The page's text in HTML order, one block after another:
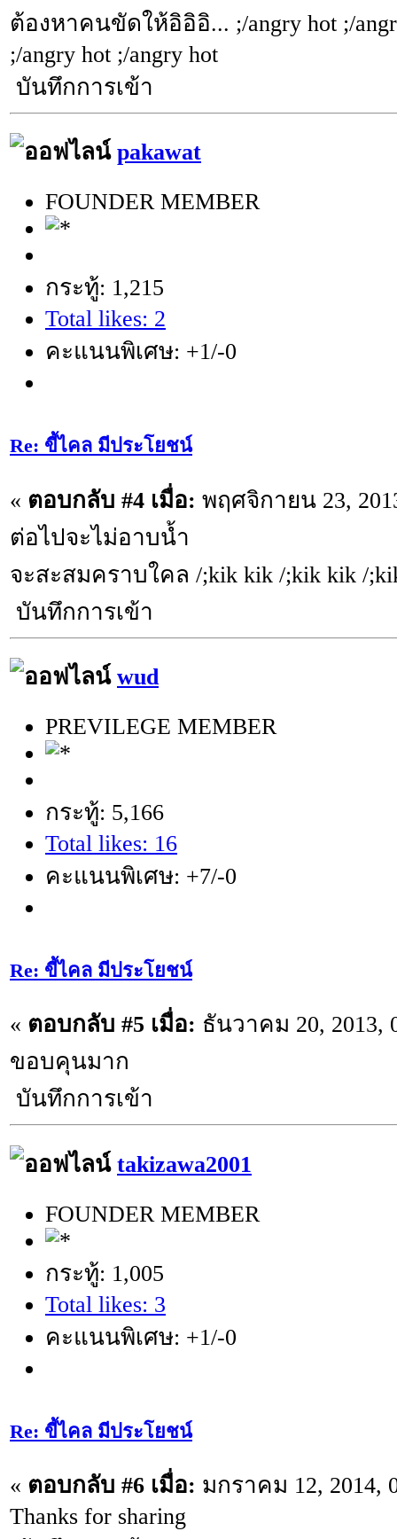
ต้องหาคนขัดให้อิอิอิ... ;/angry hot ;/
;/angry hot ;/angry hot
บันทึกการเข้า
pakawat
FOUNDER MEMBER
กระทู้: 1,215
Total likes: 2
คะแนนพิเศษ: +1/-0
Re: ขี้ไคล มีประโยชน์
« ตอบกลับ #4 เมื่อ: พฤศจิกายน 23,
ต่อไปจะไม่อาบน้ำ
จะสะสมคราบใคล /;kik kik /;kik kik /
บันทึกการเข้า
wud
PREVILEGE MEMBER
กระทู้: 5,166
Total likes: 16
คะแนนพิเศษ: +7/-0
Re: ขี้ไคล มีประโยชน์
« ตอบกลับ #5 เมื่อ: ธันวาคม 20, 2013,
ขอบคุนมาก
บันทึกการเข้า
takizawa2001
FOUNDER MEMBER
กระทู้: 1,005
Total likes: 3
คะแนนพิเศษ: +1/-0
Re: ขี้ไคล มีประโยชน์
« ตอบกลับ #6 เมื่อ: มกราคม 12, 2014,
Thanks for sharing